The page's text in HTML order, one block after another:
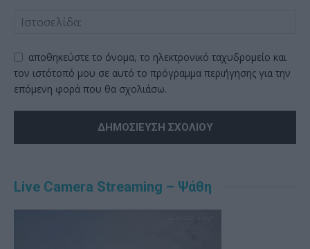
αποθηκεύστε το όνομα, το ηλεκτρονικό ταχυδρομείο και
τον ιστότοπό μου σε αυτό το πρόγραμμα περιήγησης για την
επόμενη φορά που θα σχολιάσω.
Live Camera Streaming – Ψάθη